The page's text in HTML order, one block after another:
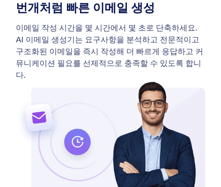
번개처럼 빠른 이메일 생성
이메일 작성 시간을 몇 시간에서 몇 초로 단축하세요.
AI 이메일 생성기는 요구사항을 분석하고 전문적이고
구조화된 이메일을 즉시 작성해 더 빠르게 응답하고 커
뮤니케이션 필요를 선제적으로 충족할 수 있도록 합니
다.